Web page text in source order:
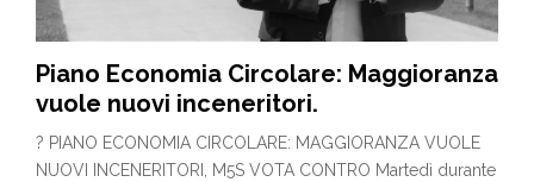
Piano Economia Circolare: Maggioranza
vuole nuovi inceneritori.
? PIANO ECONOMIA CIRCOLARE: MAGGIORANZA VUOLE
NUOVI INCENERITORI, M5S VOTA CONTRO Martedì durante